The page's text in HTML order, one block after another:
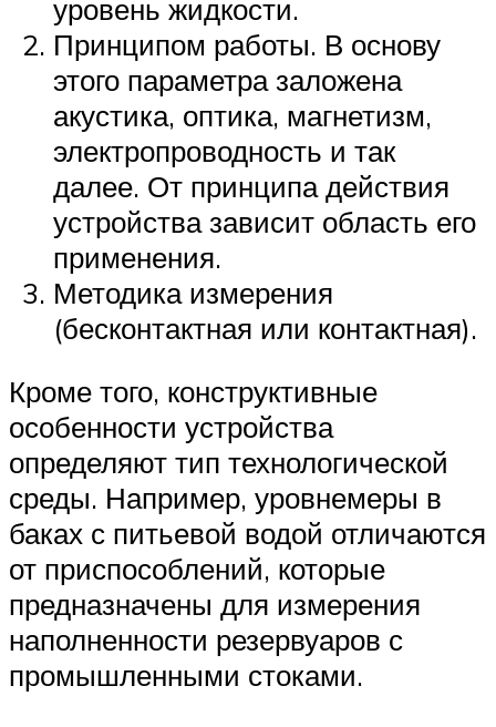
уровень жидкости.
Принципом работы. В основу
этого параметра заложена
акустика, оптика, магнетизм,
электропроводность и так
далее. От принципа действия
устройства зависит область его
применения.
Методика измерения
(бесконтактная или контактная).
Кроме того, конструктивные
особенности устройства
определяют тип технологической
среды. Например, уровнемеры в
баках с питьевой водой отличаются
от приспособлений, которые
предназначены для измерения
наполненности резервуаров с
промышленными стоками.